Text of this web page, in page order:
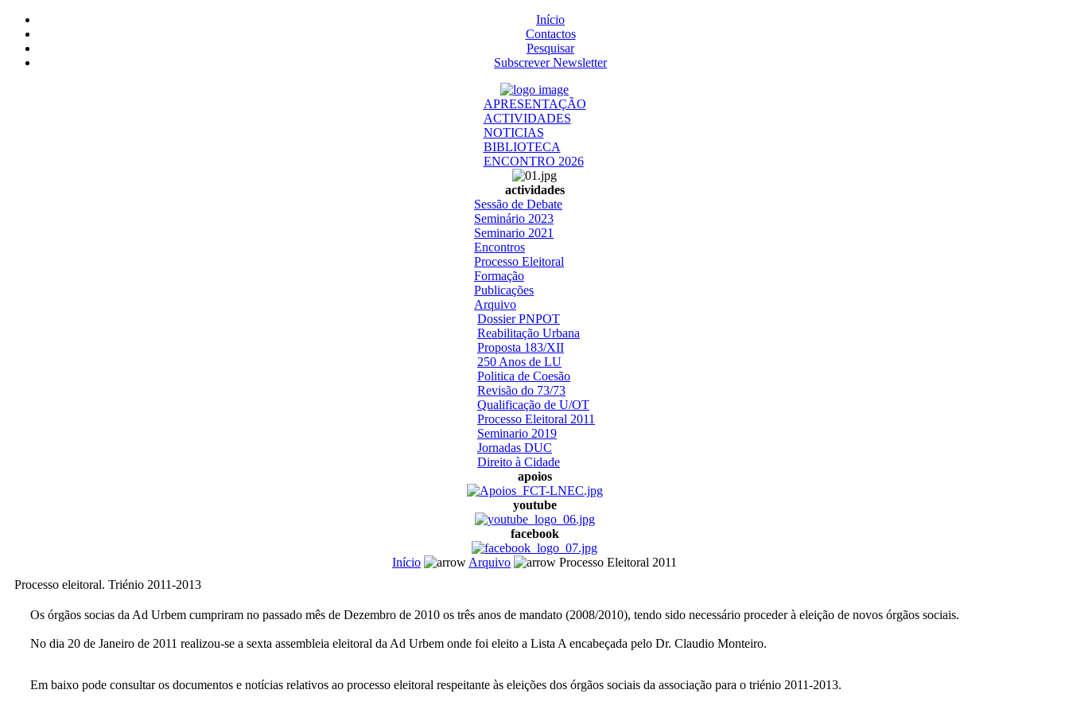
Início
Contactos
Pesquisar
Subscrever Newsletter
APRESENTAÇÃO
ACTIVIDADES
NOTICIAS
BIBLIOTECA
ENCONTRO 2026
actividades
Sessão de Debate
Seminário 2023
Seminario 2021
Encontros
Processo Eleitoral
Formação
Publicações
Arquivo
Dossier PNPOT
Reabilitação Urbana
Proposta 183/XII
250 Anos de LU
Politica de Coesão
Revisão do 73/73
Qualificação de U/OT
Processo Eleitoral 2011
Seminario 2019
Jornadas DUC
Direito à Cidade
apoios
youtube
facebook
Início Arquivo
Processo Eleitoral 2011
Processo eleitoral. Triénio 2011-2013
Os órgãos socias da Ad Urbem cumpriram no passado mês de Dezembro de 2010 os três anos de mandato (2008/2010), tendo sido necessário proceder à eleição de novos órgãos sociais.
No dia 20 de Janeiro de 2011 realizou-se a sexta assembleia eleitoral da Ad Urbem onde foi eleito a Lista A encabeçada pelo Dr. Claudio Monteiro.
Em baixo pode consultar os documentos e notícias relativos ao processo eleitoral respeitante às eleições dos órgãos sociais da associação para o triénio 2011-2013.